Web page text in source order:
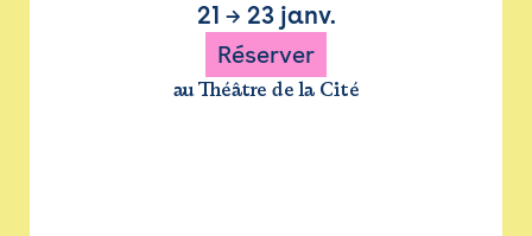
21 → 23 janv.
Réserver
au Théâtre de la Cité